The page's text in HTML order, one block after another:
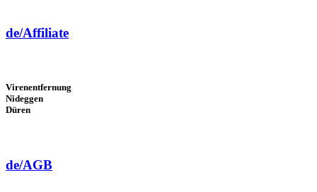
de/Affiliate
Virenentfernung
Nideggen
Düren
de/AGB